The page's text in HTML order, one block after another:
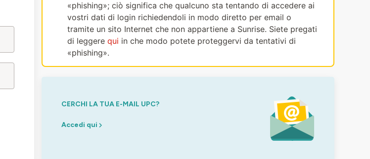
«phishing»; ciò significa che qualcuno sta tentando di accedere ai
vostri dati di login richiedendoli in modo diretto per email o
tramite un sito Internet che non appartiene a Sunrise. Siete pregati
di leggere qui in che modo potete proteggervi da tentativi di
«phishing».
CERCHI LA TUA E-MAIL UPC?
Accedi qui